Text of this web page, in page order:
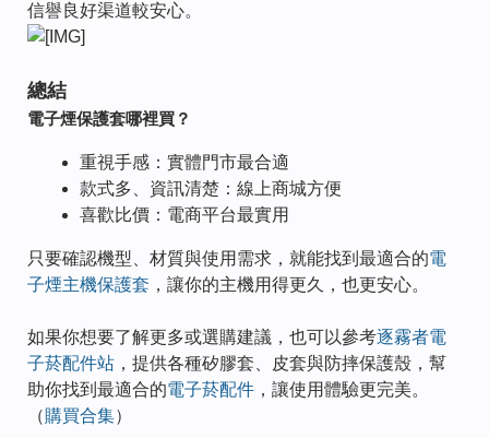
信譽良好渠道較安心。
總結
電子煙保護套哪裡買？
重視手感：實體門市最合適
款式多、資訊清楚：線上商城方便
喜歡比價：電商平台最實用
只要確認機型、材質與使用需求，就能找到最適合的電
子煙主機保護套 ，讓你的主機用得更久，也更安心。
如果你想要了解更多或選購建議，也可以參考逐霧者電
子菸配件站 ，提供各種矽膠套、皮套與防摔保護殼，幫
助你找到最適合的電子菸配件 ，讓使用體驗更完美。
（購買合集）